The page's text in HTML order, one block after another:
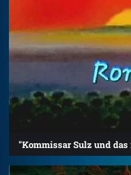
"Kommissar Sulz und